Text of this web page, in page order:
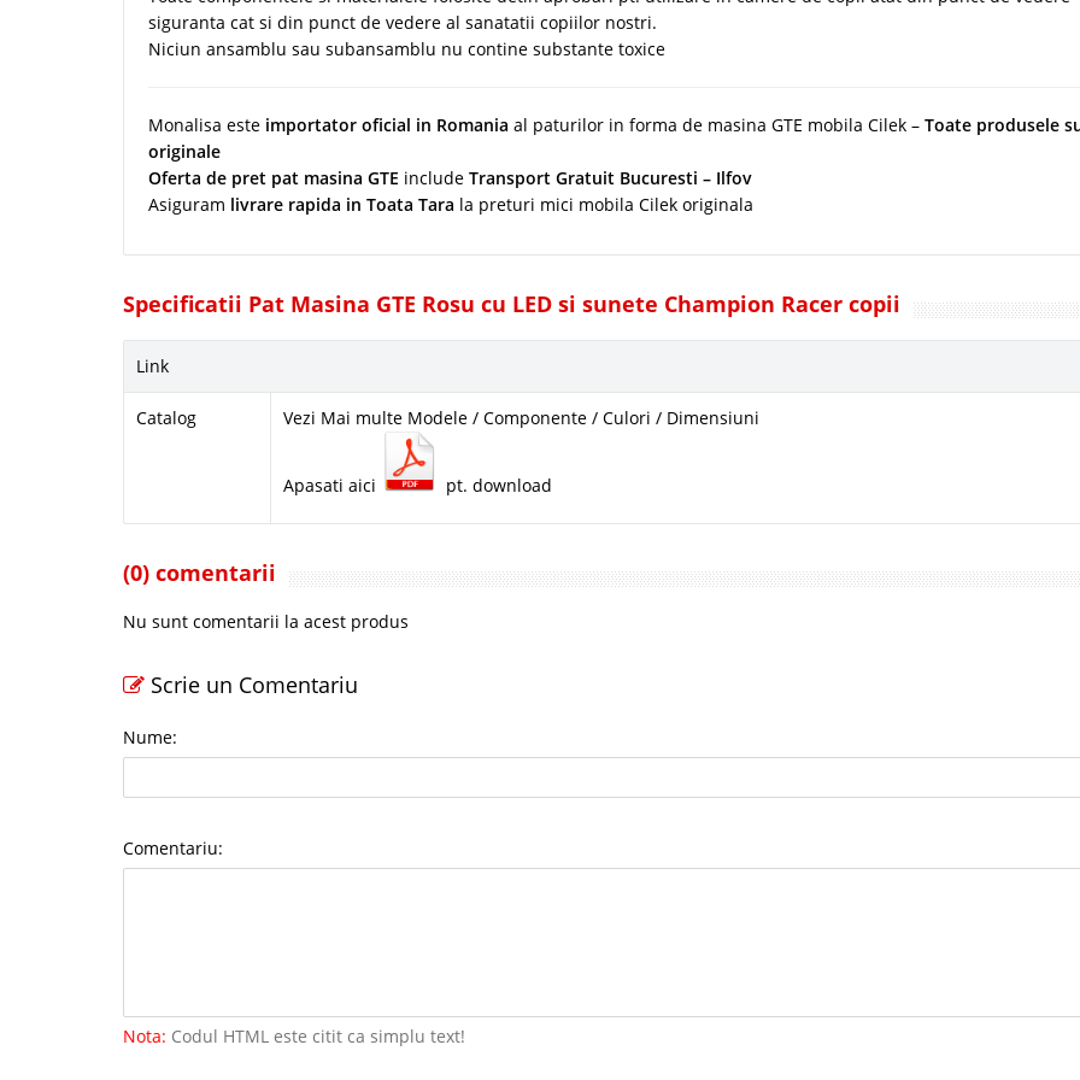
siguranta cat si din punct de vedere al sanatatii copiilor nostri.
Niciun ansamblu sau subansamblu nu contine substante toxice
Monalisa este importator oficial in Romania al paturilor in forma de masina GTE mobila Cilek – Toate produsele
originale
Oferta de pret pat masina GTE include Transport Gratuit Bucuresti – Ilfov
Asiguram livrare rapida in Toata Tara la preturi mici mobila Cilek originala
Specificatii Pat Masina GTE Rosu cu LED si sunete Champion Racer copii
Link
Catalog Vezi Mai multe Modele / Componente / Culori / Dimensiuni
Apasati aici pt. download
(0) comentarii
Nu sunt comentarii la acest produs
Scrie un Comentariu
Nume:
Comentariu:
Nota: Codul HTML este citit ca simplu text!